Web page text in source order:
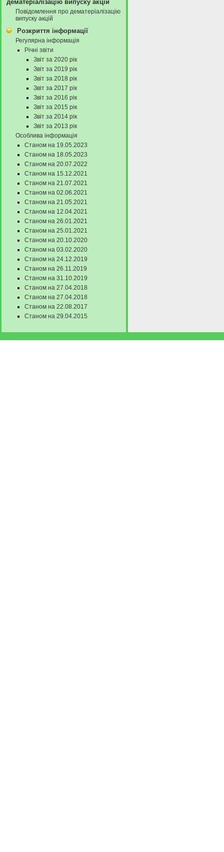
дематеріалізацію випуску акцій
Повідомлення про дематеріалізацію
випуску акцій
Розкриття інформації
Регулярна інформація
Річні звіти
Звіт за 2020 рік
Звіт за 2019 рік
Звіт за 2018 рік
Звіт за 2017 рік
Звіт за 2016 рік
Звіт за 2015 рік
Звіт за 2014 рік
Звіт за 2013 рік
Особлива інформація
Станом на 19.05.2023
Станом на 18.05.2023
Станом на 20.07.2022
Станом на 15.12.2021
Станом на 21.07.2021
Станом на 02.06.2021
Станом на 21.05.2021
Станом на 12.04.2021
Станом на 26.01.2021
Станом на 25.01.2021
Станом на 20.10.2020
Станом на 03.02.2020
Станом на 24.12.2019
Станом на 26.11.2019
Станом на 31.10.2019
Станом на 27.04.2018
Станом на 27.04.2018
Станом на 22.08.2017
Станом на 29.04.2015